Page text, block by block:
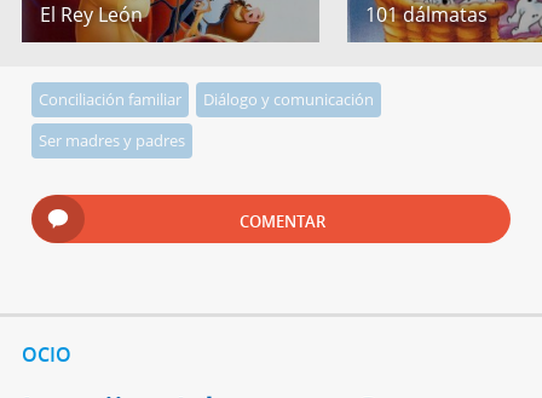
El Rey León 101 dálmatas
Conciliación familiar
Diálogo y comunicación
Ser madres y padres
COMENTAR
OCIO